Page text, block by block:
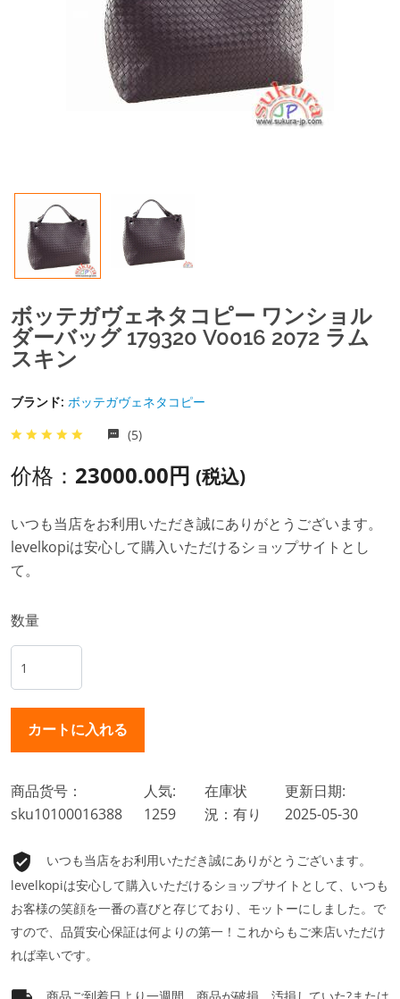
ボッテガヴェネタコピー ワンショル
ダーバッグ 179320 V0016 2072 ラム
スキン
ブランド: ボッテガヴェネタコピー
(5)
价格： 23000.00円 (税込)
いつも当店をお利用いただき誠にありがとうございます。
levelkopiは安心して購入いただけるショップサイトとし
て。
数量
商品货号：
sku10100016388
人気:
1259
在庫状
況：有り
更新日期:
2025-05-30
いつも当店をお利用いただき誠にありがとうございます。
levelkopiは安心して購入いただけるショップサイトとして、いつも
お客様の笑顔を一番の喜びと存じており、モットーにしました。で
すので、品質安心保証は何よりの第一！これからもご来店いただけ
れば幸いです。
商品ご到着日より一週間、商品が破損、汚損していた?または